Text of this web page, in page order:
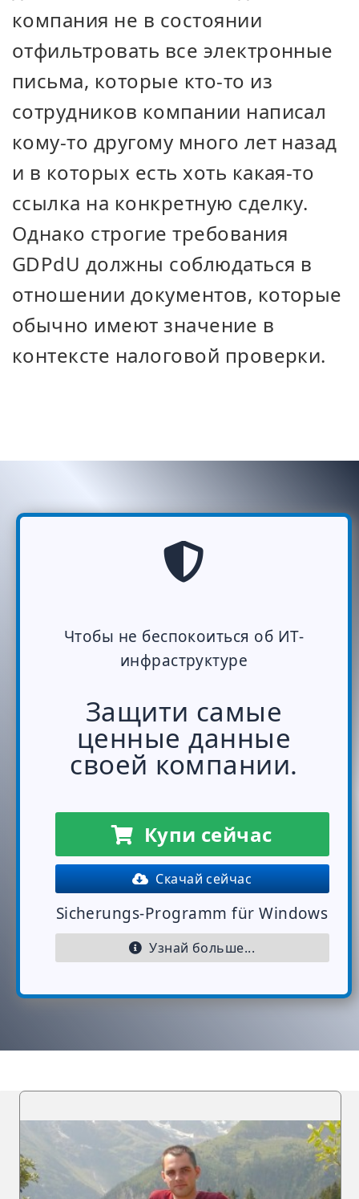
компания не в состоянии
отфильтровать все электронные
письма, которые кто-то из
сотрудников компании написал
кому-то другому много лет назад
и в которых есть хоть какая-то
ссылка на конкретную сделку.
Однако строгие требования
GDPdU должны соблюдаться в
отношении документов, которые
обычно имеют значение в
контексте налоговой проверки.
Чтобы не беспокоиться об ИТ-
инфраструктуре
Защити самые
ценные данные
своей компании.
Купи сейчас
Скачай сейчас
Sicherungs-Programm für Windows
Узнай больше...